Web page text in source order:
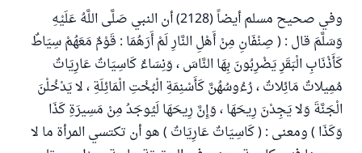
وفي صحيح مسلم أيضاً (2128) أن النبي صَلَّى اللَّهُ عَلَيْهِ
وَسَلَّمَ قال : ( صِنْفَانِ مِنْ أَهْلِ النَّارِ لَمْ أَرَهُمَا : قَوْمٌ مَعَهُمْ سِيَاطٌ
كَأَذْنَابِ الْبَقَرِ يَضْرِبُونَ بِهَا النَّاسَ ، وَنِسَاءٌ كَاسِيَاتٌ عَارِيَاتٌ
مُمِيلاتٌ مَائِلاتٌ ، رُءُوسُهُنَّ كَأَسْنِمَةِ الْبُخْتِ الْمَائِلَةِ ، لا يَدْخُلْنَ
الْجَنَّةَ وَلا يَجِدْنَ رِيحَهَا ، وَإِنَّ رِيحَهَا لَيُوجَدُ مِنْ مَسِيرَةِ كَذَا
وَكَذَا ) ومعنى : ( كَاسِيَاتٌ عَارِيَاتٌ ) هو أن تكتسي المرأة ما لا